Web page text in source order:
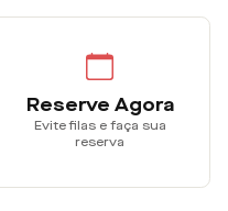
Reserve Agora
Evite filas e faça sua
reserva